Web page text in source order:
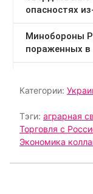
Категории:
Тэги: аграрная
Торговля с
Экономика